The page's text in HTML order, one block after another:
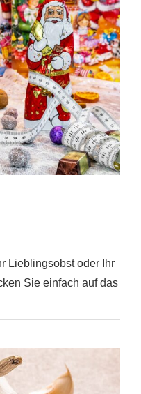
Lieblingsobst oder Ihr
Sie einfach auf das